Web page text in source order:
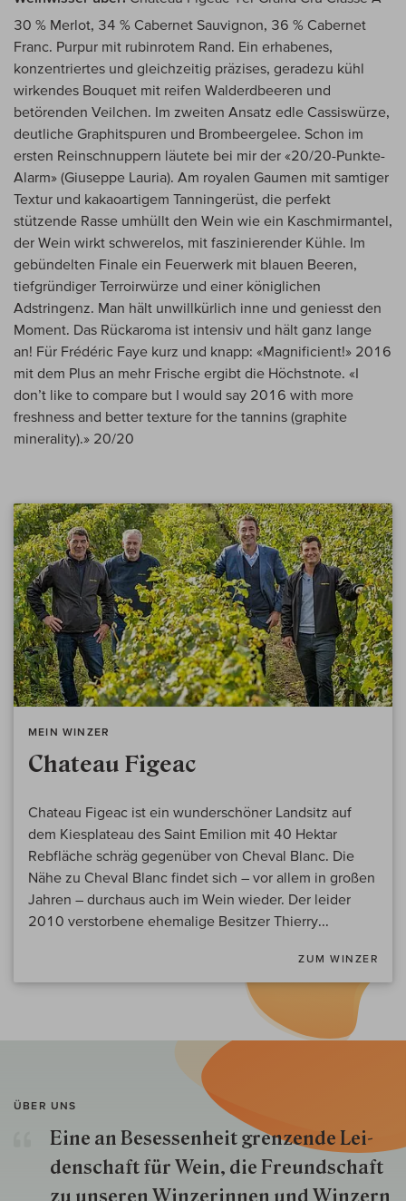
30 % Merlot, 34 % Cabernet Sauvignon, 36 % Cabernet
Franc. Purpur mit rubinrotem Rand. Ein erhabenes,
konzentriertes und gleichzeitig präzises, geradezu kühl
wirkendes Bouquet mit reifen Walderdbeeren und
betörenden Veilchen. Im zweiten Ansatz edle Cassiswürze,
deutliche Graphitspuren und Brombeergelee. Schon im
ersten Reinschnuppern läutete bei mir der «20/20-Punkte-
Alarm» (Giuseppe Lauria). Am royalen Gaumen mit samtiger
Textur und kakaoartigem Tanningerüst, die perfekt
stützende Rasse umhüllt den Wein wie ein Kaschmirmantel,
der Wein wirkt schwerelos, mit faszinierender Kühle. Im
gebündelten Finale ein Feuerwerk mit blauen Beeren,
tiefgründiger Terroirwürze und einer königlichen
Adstringenz. Man hält unwillkürlich inne und geniesst den
Moment. Das Rückaroma ist intensiv und hält ganz lange
an! Für Frédéric Faye kurz und knapp: «Magnificient!» 2016
mit dem Plus an mehr Frische ergibt die Höchstnote. «I
don’t like to compare but I would say 2016 with more
freshness and better texture for the tannins (graphite
minerality).» 20/20
MEIN WINZER
Chateau Figeac
Chateau Figeac ist ein wunderschöner Landsitz auf
dem Kiesplateau des Saint Emilion mit 40 Hektar
Rebfläche schräg gegenüber von Cheval Blanc. Die
Nähe zu Cheval Blanc findet sich – vor allem in großen
Jahren – durchaus auch im Wein wieder. Der leider
2010 verstorbene ehemalige Besitzer Thierry...
ZUM WINZER
ÜBER UNS
Eine an Besessenheit gren­zende Lei­
den­schaft für Wein, die Freund­schaft